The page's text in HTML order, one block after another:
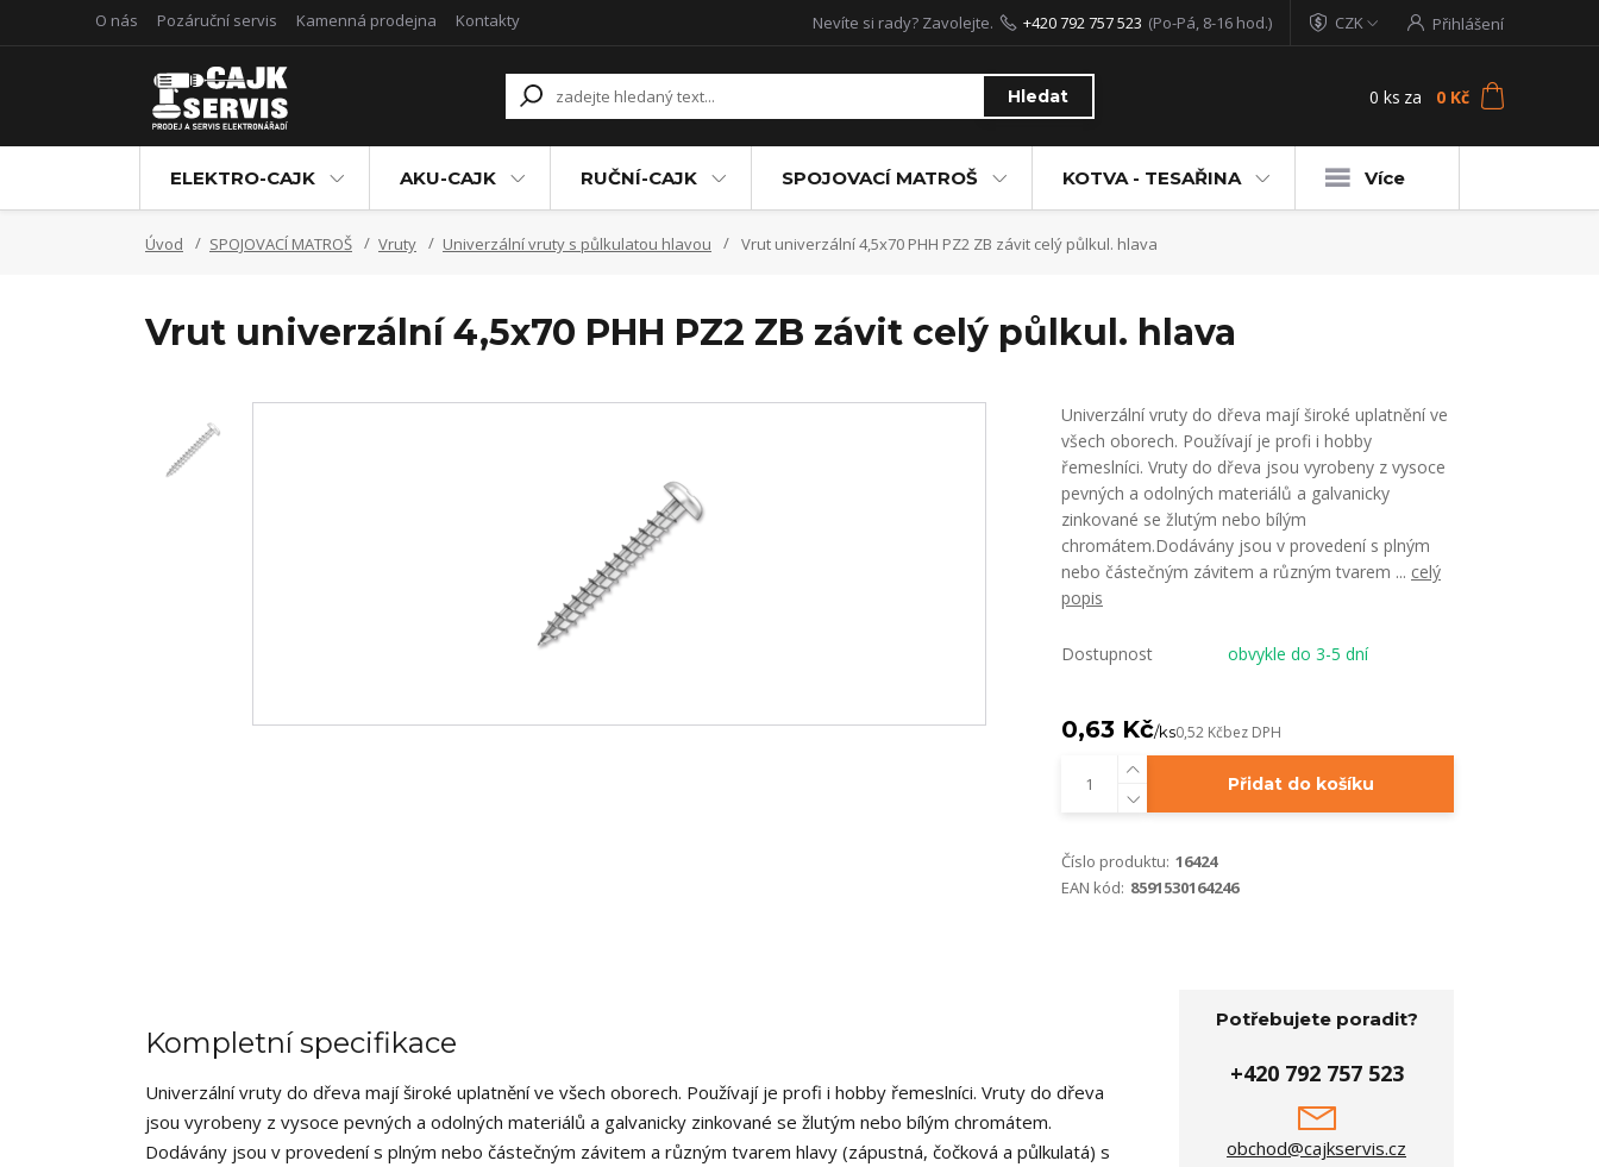
O nás Pozáruční servis Kamenná prodejna Kontakty CZK Přihlášení
Hledat
Nevíte si rady? Zavolejte. +420 792 757 523 (Po-Pá, 8-16 hod.)
0 ks za 0 Kč
ELEKTRO-CAJK AKU-CAJK RUČNÍ-CAJK SPOJOVACÍ MATROŠ KOTVA - TESAŘINA Více
Úvod SPOJOVACÍ MATROŠ Vruty Univerzální vruty s půlkulatou hlavou Vrut univerzální 4,5x70 PHH PZ2 ZB závit celý půlkul. hlava
Vrut univerzální 4,5x70 PHH PZ2 ZB závit celý půlkul. hlava
Univerzální vruty do dřeva mají široké uplatnění ve
všech oborech. Používají je profi i hobby
řemeslníci. Vruty do dřeva jsou vyrobeny z vysoce
pevných a odolných materiálů a galvanicky
zinkované se žlutým nebo bílým
chromátem.Dodávány jsou v provedení s plným
nebo částečným závitem a různým tvarem ... celý
popis
Dostupnost obvykle do 3-5 dní
0,63 Kč/ks0,52 Kčbez DPH
Přidat do košíku
Číslo produktu: 16424
EAN kód: 8591530164246
Kompletní specifikace
Univerzální vruty do dřeva mají široké uplatnění ve všech oborech. Používají je profi i hobby řemeslníci. Vruty do dřeva
jsou vyrobeny z vysoce pevných a odolných materiálů a galvanicky zinkované se žlutým nebo bílým chromátem.
Dodávány jsou v provedení s plným nebo částečným závitem a různým tvarem hlavy (zápustná, čočková a půlkulatá) s
Potřebujete poradit?
+420 792 757 523
obchod@cajkservis.cz